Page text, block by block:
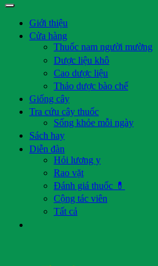
Giới thiệu
Cửa hàng
Thuốc nam người mường
Dược liệu khô
Cao dược liệu
Thảo dược bào chế
Giống cây
Tra cứu cây thuốc
Sống khỏe mỗi ngày
Sách hay
Diễn đàn
Hỏi lương y
Rao vặt
Đánh giá thuốc 💊
Cộng tác viên
Tất cả